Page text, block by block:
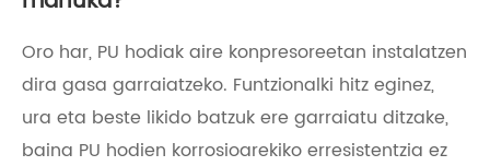
Oro har, PU hodiak aire konpresoreetan instalatzen
dira gasa garraiatzeko. Funtzionalki hitz eginez,
ura eta beste likido batzuk ere garraiatu ditzake,
baina PU hodien korrosioarekiko erresistentzia ez